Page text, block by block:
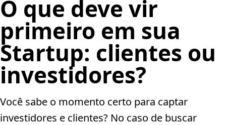
O que deve vir
primeiro em sua
Startup: clientes ou
investidores?
Você sabe o momento certo para captar
investidores e clientes? No caso de buscar